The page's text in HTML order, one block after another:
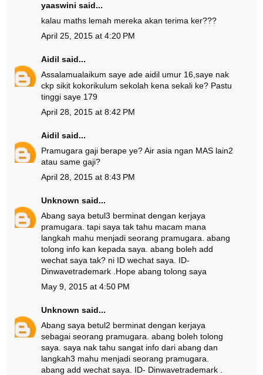
yaaswini said...
kalau maths lemah mereka akan terima ker???
April 25, 2015 at 4:20 PM
Aidil said...
Assalamualaikum saye ade aidil umur 16,saye nak
ckp sikit kokorikulum sekolah kena sekali ke? Pastu
tinggi saye 179
April 28, 2015 at 8:42 PM
Aidil said...
Pramugara gaji berape ye? Air asia ngan MAS lain2
atau same gaji?
April 28, 2015 at 8:43 PM
Unknown said...
Abang saya betul3 berminat dengan kerjaya
pramugara. tapi saya tak tahu macam mana
langkah mahu menjadi seorang pramugara. abang
tolong info kan kepada saya. abang boleh add
wechat saya tak? ni ID wechat saya. ID-
Dinwavetrademark .Hope abang tolong saya
May 9, 2015 at 4:50 PM
Unknown said...
Abang saya betul2 berminat dengan kerjaya
sebagai seorang pramugara. abang boleh tolong
saya. saya nak tahu sangat info dari abang dan
langkah3 mahu menjadi seorang pramugara.
abang add wechat saya. ID- Dinwavetrademark .